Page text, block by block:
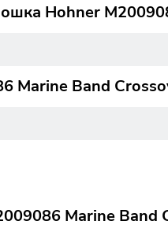
Hohner
Marine Band
Marine Band